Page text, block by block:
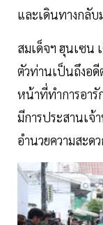
และเดินทางกลั
สมเด็จฯ ฮุนเซน
ตัวท่านเป็นถึงอดี
หน้าที่ทำการอา
มีการประสานเจ้
อำนวยความสะด